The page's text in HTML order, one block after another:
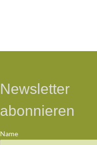
Newsletter
abonnieren
Name